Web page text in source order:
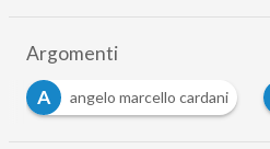
Argomenti
E
europa 7 M mediaset